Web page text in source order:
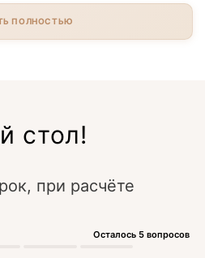
ПОЛНОСТЬЮ
стол!
при расчёте
Осталось 5 вопросов